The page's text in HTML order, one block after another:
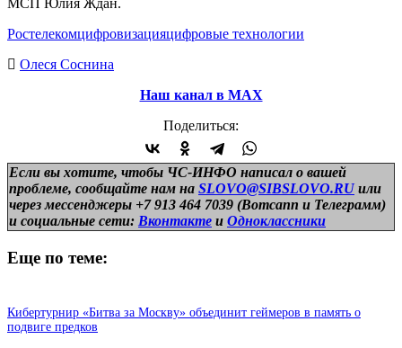
Ростелекомцифровизацияцифровые технологии
Олеся Соснина
Наш канал в МАХ
Поделиться:
Если вы хотите, чтобы ЧС-ИНФО написал о вашей
проблеме, сообщайте нам на SLOVO@SIBSLOVO.RU или
через мессенджеры +7 913 464 7039 (Вотсапп и Телеграмм)
и социальные сети: Вконтакте и Одноклассники
Еще по теме:
Кибертурнир «Битва за Москву» объединит геймеров в память о
подвиге предков